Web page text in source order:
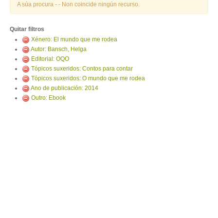
A súa procura - - Non coincide ningún recurso.
Quitar filtros
Xénero: El mundo que me rodea
Autor: Bansch, Helga
Editorial: OQO
Tópicos suxeridos: Contos para contar
Tópicos suxeridos: O mundo que me rodea
Ano de publicación: 2014
Outro: Ebook